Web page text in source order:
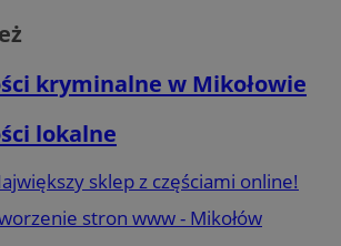
kryminalne w Mikołowie
lokalne
sklep z częściami online!
stron www - Mikołów